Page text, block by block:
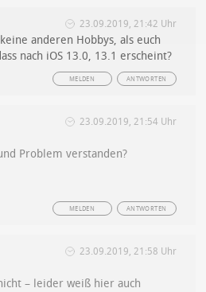
23.09.2019, 21:42 Uhr
anderen Hobbys, als euch
nach iOS 13.0, 13.1 erscheint?
ANTWORTEN
MELDEN
23.09.2019, 21:54 Uhr
Problem verstanden?
ANTWORTEN
MELDEN
23.09.2019, 21:58 Uhr
– leider weiß hier auch